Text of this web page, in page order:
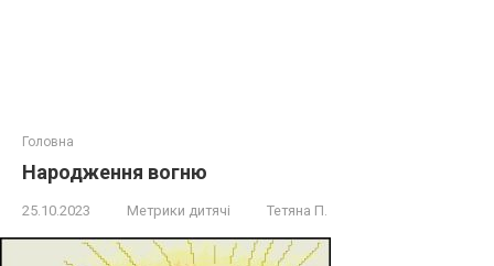
Головна
Народження вогню
25.10.2023 Метрики дитячі Тетяна П.